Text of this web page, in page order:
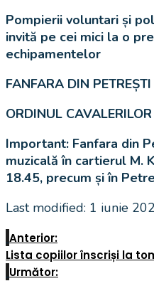
Pompierii voluntari și
invită pe cei mici la o
echipamentelor
FANFARA DIN PETREȘTI
ORDINUL
Important: Fanfara din
muzicală în cartierul M.
18.45, precum și în
Last modified: 1 iunie
Anterior:
Lista copiilor înscriși la
Următor: